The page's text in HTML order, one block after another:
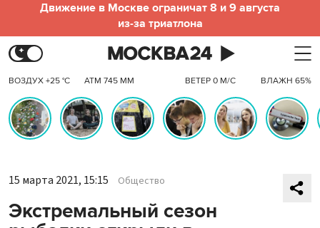
Движение в Москве ограничат 8 и 9 августа
из-за триатлона
ВОЗДУХ +25 °C АТМ 745 ММ ВЕТЕР 0 М/С ВЛАЖН 65%
15 марта 2021, 15:15 Общество
Экстремальный сезон